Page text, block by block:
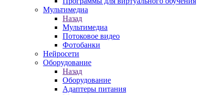
Мультимедиа
Назад
Мультимедиа
Потоковое видео
Фотобанки
Нейросети
Оборудование
Назад
Оборудование
Адаптеры питания